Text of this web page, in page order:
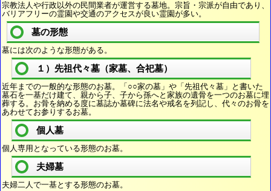
宗教法人や行政以外の民間業者が運営する墓地。宗旨・宗派が自由であり、
バリアフリーの霊園や交通のアクセスが良い霊園が多い。
墓の形態
墓には次のような形態がある。
１）先祖代々墓（家墓、合祀墓）
近年までの一般的な形態のお墓。「○○家の墓」や「先祖代々墓」と書いた
墓石を一基だけ建て、親から子、子から孫へと家族の遺骨を一つのお墓に埋
葬する。お骨を納める度に墓誌か墓碑に法名や戒名を列記し、代々のお骨を
あわせてお参りするお墓。
個人墓
個人専用となっている形態のお墓。
夫婦墓
夫婦二人で一基とする形態のお墓。